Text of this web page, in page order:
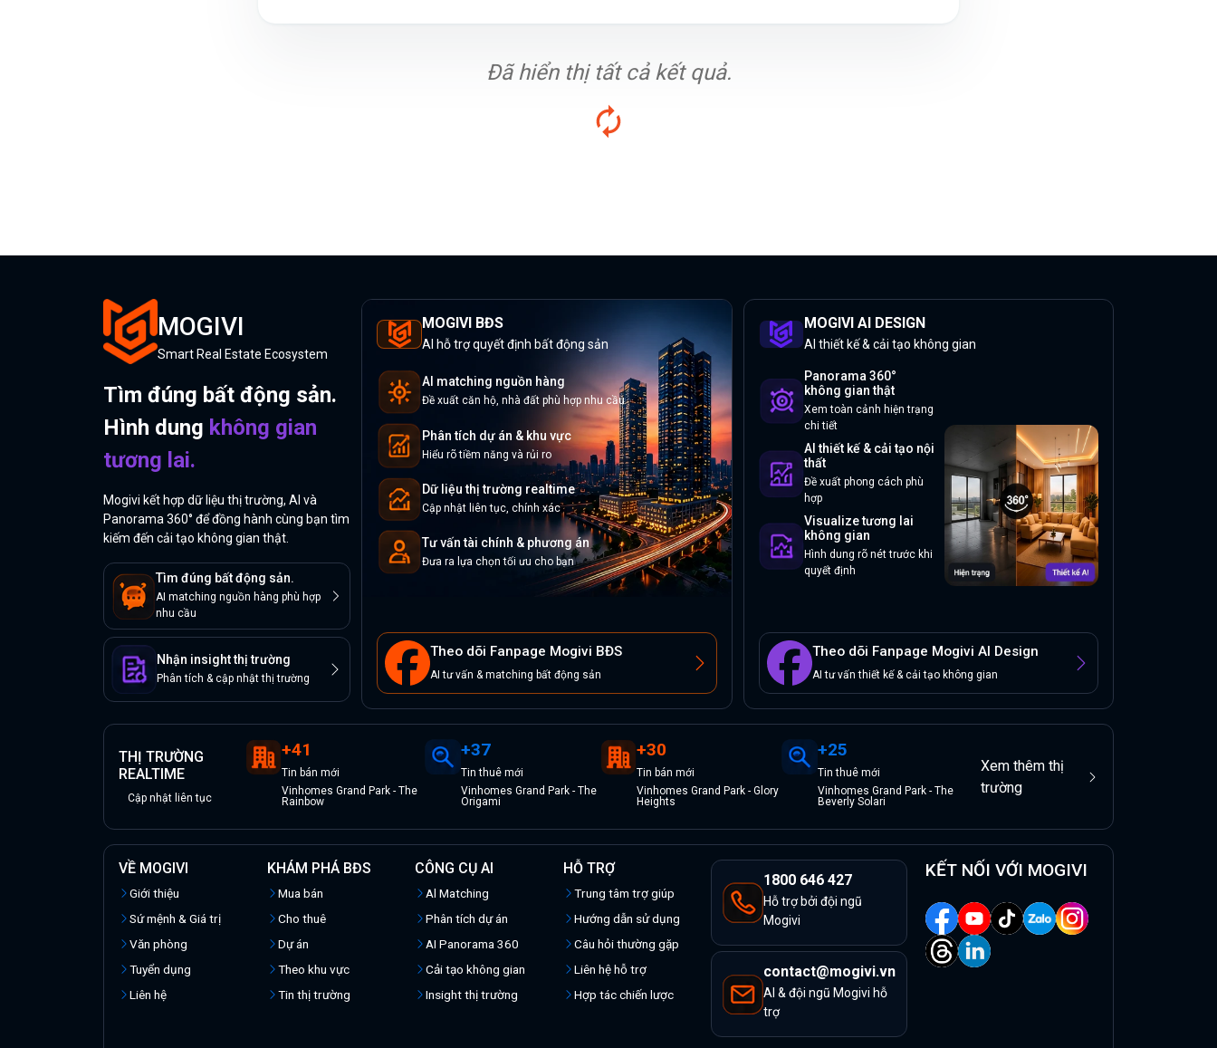
Đã hiển thị tất cả kết quả.
MOGIVI
Smart Real Estate Ecosystem
Tìm đúng bất động sản.
Hình dung không gian
tương lai.
Mogivi kết hợp dữ liệu thị trường, AI và
Panorama 360° để đồng hành cùng bạn tìm
kiếm đến cải tạo không gian thật.
Tìm đúng bất động sản.
AI matching nguồn hàng phù hợp
nhu cầu
Nhận insight thị trường
Phân tích & cập nhật thị trường
MOGIVI BĐS
AI hỗ trợ quyết định bất động sản
AI matching nguồn hàng
Đề xuất căn hộ, nhà đất phù hợp nhu cầu
Phân tích dự án & khu vực
Hiểu rõ tiềm năng và rủi ro
Dữ liệu thị trường realtime
Cập nhật liên tục, chính xác
Tư vấn tài chính & phương án
Đưa ra lựa chọn tối ưu cho bạn
Theo dõi Fanpage Mogivi BĐS
AI tư vấn & matching bất động sản
MOGIVI AI DESIGN
AI thiết kế & cải tạo không gian
Panorama 360°
không gian thật
Xem toàn cảnh hiện trạng
chi tiết
AI thiết kế & cải tạo nội
thất
Đề xuất phong cách phù
hợp
Visualize tương lai
không gian
Hình dung rõ nét trước khi
quyết định
Theo dõi Fanpage Mogivi AI Design
AI tư vấn thiết kế & cải tạo không gian
THỊ TRƯỜNG
REALTIME
Cập nhật liên tục
+41
Tin bán mới
Vinhomes Grand Park - The
Rainbow
+37
Tinthuêmới
Vinhomes Grand Park - The
Origami
+30
Tin bán mới
Vinhomes Grand Park - Glory
Heights
+25
Tinthuê mới
Vinhomes Grand Park - The
Beverly Solari
Xem thêm thị
trường
VỀ MOGIVI
Giới thiệu
Sứ mệnh & Giá trị
Văn phòng
Tuyển dụng
Liên hệ
KHÁM PHÁ BĐS
Mua bán
Cho thuê
Dự án
Theo khu vực
Tin thị trường
CÔNG CỤ AI
Al Matching
Phân tích dự án
AI Panorama 360
Cải tạo không gian
Insight thị trường
HỖ TRỢ
Trung tâm trợ giúp
Hướng dẫn sử dụng
Câu hỏi thường gặp
Liên hệ hỗ trợ
Hợp tác chiến lược
1800 646 427
Hỗ trợ bởi đội ngũ
Mogivi
contact@mogivi.vn
AI & đội ngũ Mogivi hỗ
trợ
KẾT NỐI VỚI MOGIVI